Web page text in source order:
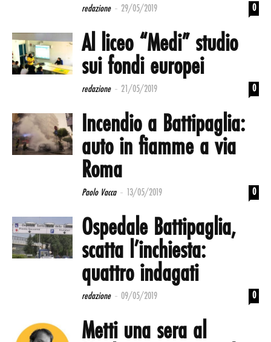
redazione - 29/05/2019 0
Al liceo “Medi” studio
sui fondi europei
redazione - 21/05/2019 0
Incendio a Battipaglia:
auto in fiamme a via
Roma
Paolo Vacca - 13/05/2019 0
Ospedale Battipaglia,
scatta l’inchiesta:
quattro indagati
redazione - 09/05/2019 0
Metti una sera al